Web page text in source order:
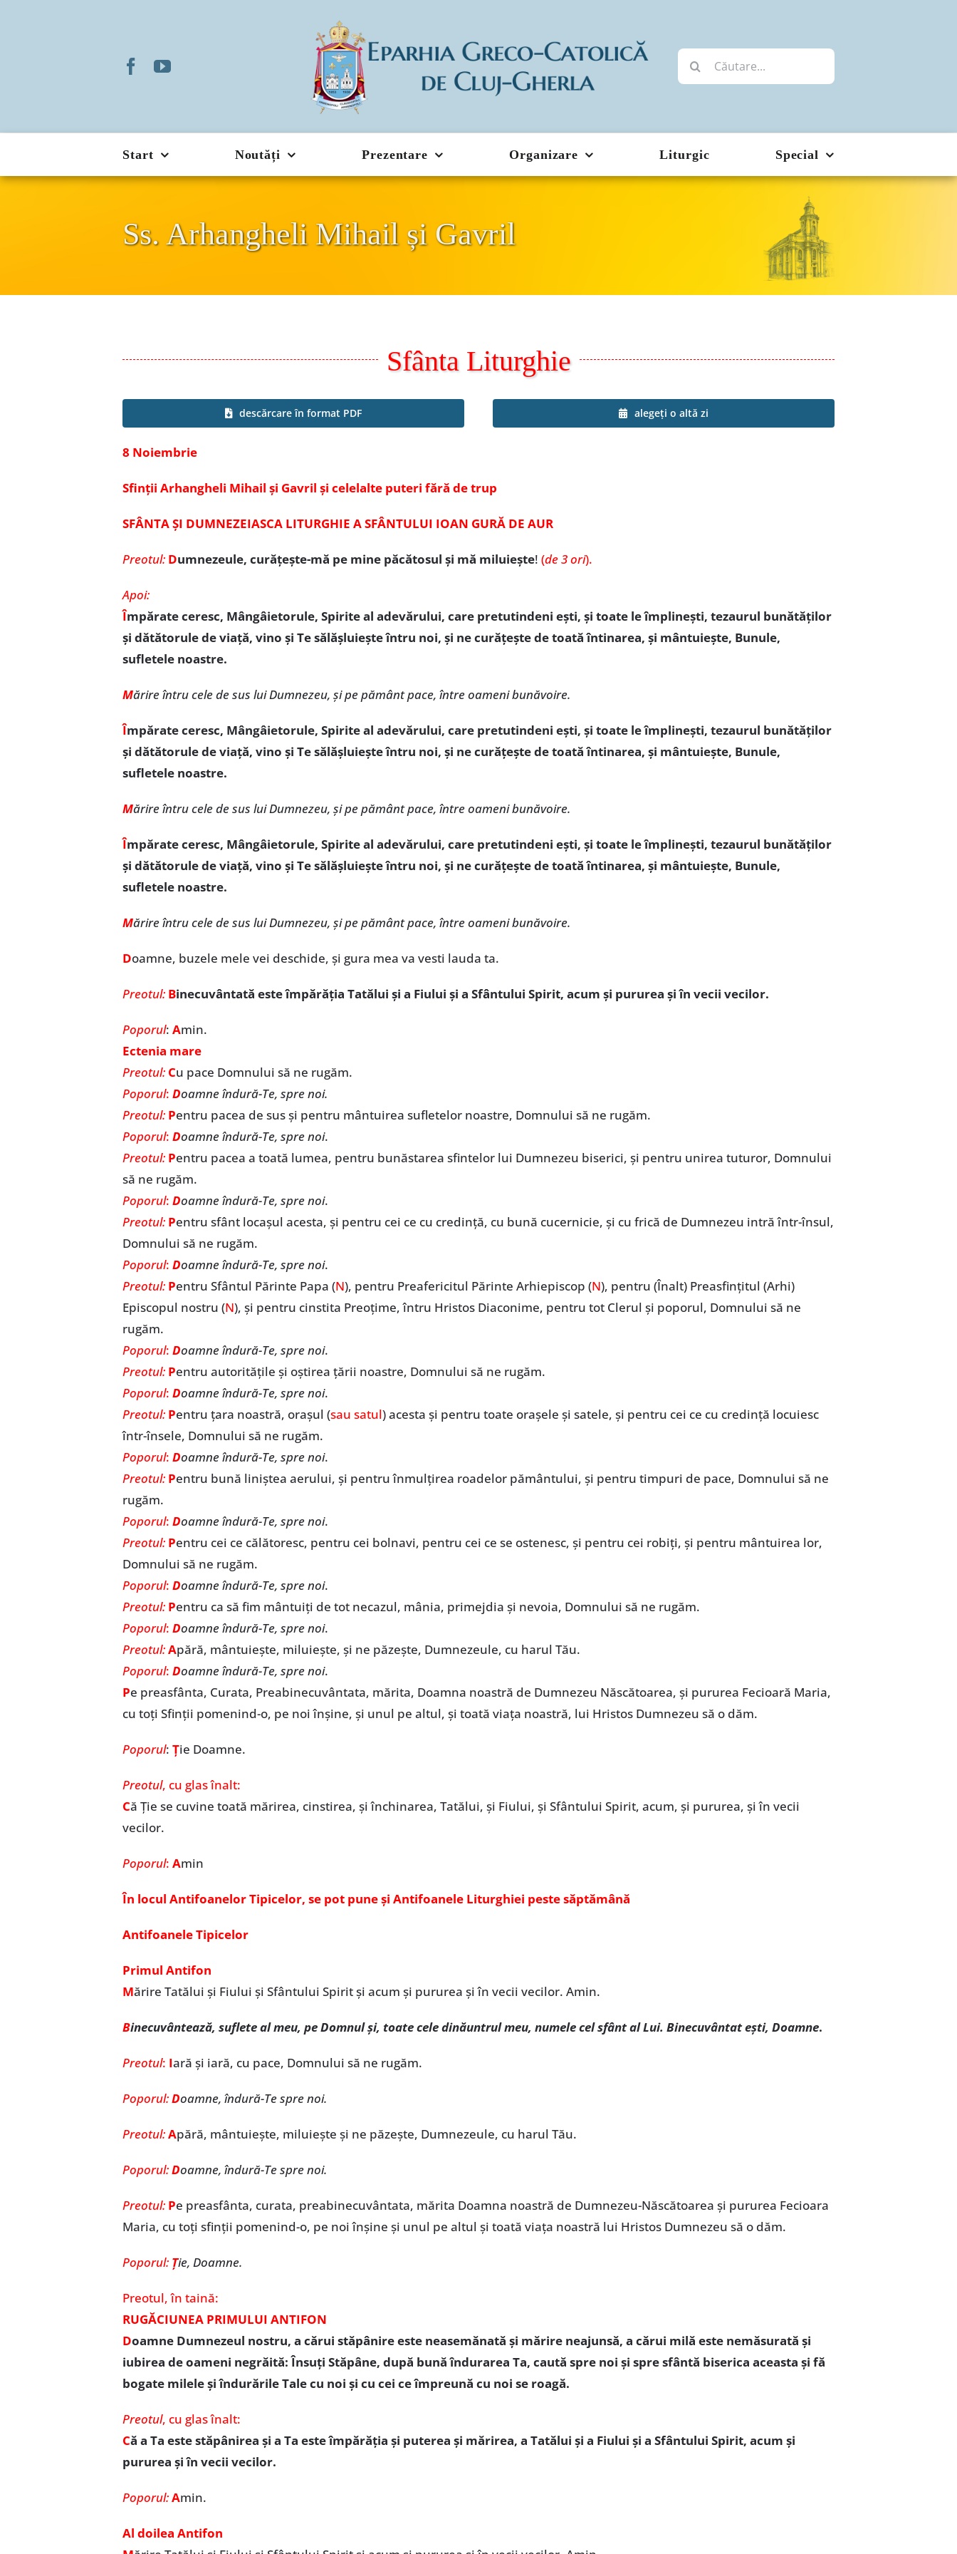
Cautare...
Start Noutăți Prezentare Organizare Liturgic Special
Ss. Arhangheli Mihail și Gavril
Sfânta Liturghie
descărcare în format PDF alegeți o altă zi
8 Noiembrie
Sfinții Arhangheli Mihail și Gavril și celelalte puteri fără de trup
SFÂNTA ȘI DUMNEZEIASCA LITURGHIE A SFÂNTULUI IOAN GURĂ DE AUR
Preotul: Dumnezeule, curățește-mă pe mine păcătosul și mă miluiește! (de 3 ori).
Apoi:
Împărate ceresc, Mângâietorule, Spirite al adevărului, care pretutindeni ești, și toate le împlinești, tezaurul bunătăților
și dătătorule de viață, vino și Te sălășluiește întru noi, și ne curățește de toată întinarea, și mântuiește, Bunule,
sufletele noastre.
Mărire întru cele de sus lui Dumnezeu, și pe pământ pace, între oameni bunăvoire.
Împărate ceresc, Mângâietorule, Spirite al adevărului, care pretutindeni ești, și toate le împlinești, tezaurul bunătăților
și dătătorule de viață, vino și Te sălășluiește întru noi, și ne curățește de toată întinarea, și mântuiește, Bunule,
sufletele noastre.
Mărire întru cele de sus lui Dumnezeu, și pe pământ pace, între oameni bunăvoire.
Împărate ceresc, Mângâietorule, Spirite al adevărului, care pretutindeni ești, și toate le împlinești, tezaurul bunătăților
și dătătorule de viață, vino și Te sălășluiește întru noi, și ne curățește de toată întinarea, și mântuiește, Bunule,
sufletele noastre.
Mărire întru cele de sus lui Dumnezeu, și pe pământ pace, între oameni bunăvoire.
Doamne, buzele mele vei deschide, și gura mea va vesti lauda ta.
Preotul: Binecuvântată este împărăția Tatălui și a Fiului și a Sfântului Spirit, acum și pururea și în vecii vecilor.
Poporul: Amin.
Ectenia mare
Preotul: Cu pace Domnului să ne rugăm.
Poporul: Doamne îndură-Te, spre noi.
Preotul: Pentru pacea de sus și pentru mântuirea sufletelor noastre, Domnului să ne rugăm.
Poporul: Doamne îndură-Te, spre noi.
Preotul: Pentru pacea a toată lumea, pentru bunăstarea sfintelor lui Dumnezeu biserici, și pentru unirea tuturor, Domnului
să ne rugăm.
Poporul: Doamne îndură-Te, spre noi.
Preotul: Pentru sfânt locașul acesta, și pentru cei ce cu credință, cu bună cucernicie, și cu frică de Dumnezeu intră într-însul,
Domnului să ne rugăm.
Poporul: Doamne îndură-Te, spre noi.
Preotul: Pentru Sfântul Părinte Papa (N), pentru Preafericitul Părinte Arhiepiscop (N), pentru (Înalt) Preasfințitul (Arhi)
Episcopul nostru (N), și pentru cinstita Preoțime, întru Hristos Diaconime, pentru tot Clerul și poporul, Domnului să ne
rugăm.
Poporul: Doamne îndură-Te, spre noi.
Preotul: Pentru autoritățile și oștirea țării noastre, Domnului să ne rugăm.
Poporul: Doamne îndură-Te, spre noi.
Preotul: Pentru țara noastră, orașul (sau satul) acesta și pentru toate orașele și satele, și pentru cei ce cu credință locuiesc
într-însele, Domnului să ne rugăm.
Poporul: Doamne îndură-Te, spre noi.
Preotul: Pentru bună liniștea aerului, și pentru înmulțirea roadelor pământului, și pentru timpuri de pace, Domnului să ne
rugăm.
Poporul: Doamne îndură-Te, spre noi.
Preotul: Pentru cei ce călătoresc, pentru cei bolnavi, pentru cei ce se ostenesc, și pentru cei robiți, și pentru mântuirea lor,
Domnului să ne rugăm.
Poporul: Doamne îndură-Te, spre noi.
Preotul: Pentru ca să fim mântuiți de tot necazul, mânia, primejdia și nevoia, Domnului să ne rugăm.
Poporul: Doamne îndură-Te, spre noi.
Preotul:Apără, mântuiește, miluiește, și ne păzește, Dumnezeule, cu harul Tău.
Poporul: Doamne îndură-Te, spre noi.
Pe preasfânta, Curata, Preabinecuvântata, mărita, Doamna noastră de Dumnezeu Născătoarea, și pururea Fecioară Maria,
cu toți Sfinții pomenind-o, pe noi înșine, și unul pe altul, și toată viața noastră, lui Hristos Dumnezeu să o dăm.
Poporul: Ție Doamne.
Preotul, cu glas înalt:
Că Ție se cuvine toată mărirea, cinstirea, și închinarea, Tatălui, și Fiului, și Sfântului Spirit, acum, și pururea, și în vecii
vecilor.
Poporul: Amin
În locul Antifoanelor Tipicelor, se pot pune și Antifoanele Liturghiei peste săptămână
Antifoanele Tipicelor
Primul Antifon
Mărire Tatălui și Fiului și Sfântului Spirit și acum și pururea și în vecii vecilor. Amin.
Binecuvântează, suflete al meu, pe Domnul și, toate cele dinăuntrul meu, numele cel sfânt al Lui. Binecuvântat ești, Doamne.
Preotul: Iară și iară, cu pace, Domnului să ne rugăm.
Poporul:Doamne, îndură-Te spre noi.
Preotul:Apără, mântuiește, miluiește și ne păzește, Dumnezeule, cu harul Tău.
Poporul:Doamne, îndură-Te spre noi.
Preotul: Pe preasfânta, curata, preabinecuvântata, mărita Doamna noastră de Dumnezeu-Născătoarea și pururea Fecioara
Maria, cu toți sfinții pomenind-o, pe noi înșine și unul pe altul și toată viața noastră lui Hristos Dumnezeu să o dăm.
Poporul: Ție, Doamne.
Preotul, în taină:
RUGĂCIUNEA PRIMULUI ANTIFON
Doamne Dumnezeul nostru, a cărui stăpânire este neasemănată și mărire neajunsă, a cărui milă este nemăsurată și
iubirea de oameni negrăită: Însuți Stăpâne, după bună îndurarea Ta, caută spre noi și spre sfântă biserica aceasta și fă
bogate milele și îndurările Tale cu noi și cu cei ce împreună cu noi se roagă.
Preotul, cu glas înalt:
Că a Ta este stăpânirea și a Ta este împărăția și puterea și mărirea, a Tatălui și a Fiului și a Sfântului Spirit, acum și
pururea și în vecii vecilor.
Poporul:Amin.
Al doilea Antifon